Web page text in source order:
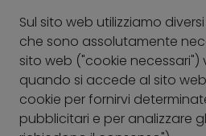
Sul sito web utilizziamo
che sono assolutamente
sito web ("cookie necessari")
quando si accede al sito
cookie per fornirvi
pubblicitari e per analizzare